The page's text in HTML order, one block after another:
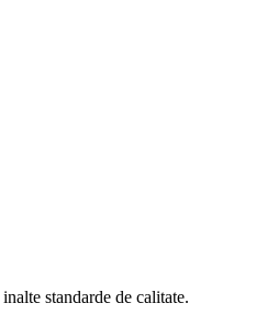
standarde de calitate.